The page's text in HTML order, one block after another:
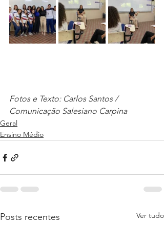
Fotos e Texto: Carlos Santos /
Comunicação Salesiano Carpina
Geral
Ensino Médio
Posts recentes Ver tudo